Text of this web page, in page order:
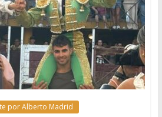
por Alberto Madrid